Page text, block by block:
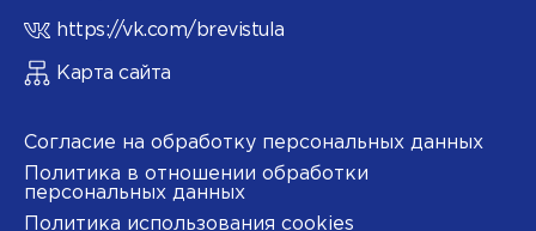
https://vk.com/brevistula
Карта сайта
Согласие на обработку персональных данных
Политика в отношении обработки
персональных данных
Политика использования cookies